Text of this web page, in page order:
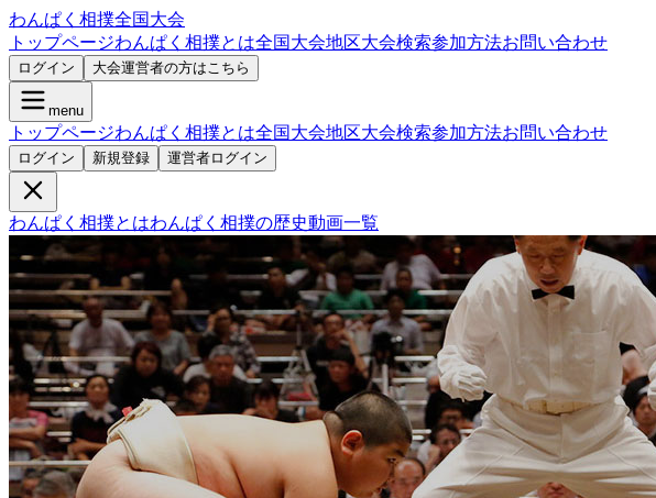
わんぱく相撲全国大会
トップページわんぱく相撲とは全国大会地区大会検索参加方法お問い合わせ
ログイン 大会運営者の方はこちら
menu
トップページわんぱく相撲とは全国大会地区大会検索参加方法お問い合わせ
ログイン 新規登録 運営者ログイン
わんぱく相撲とはわんぱく相撲の歴史動画一覧